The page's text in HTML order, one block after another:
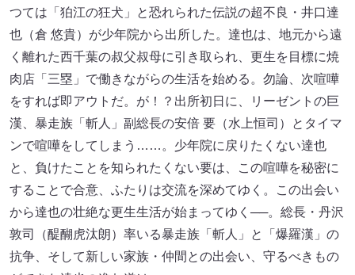
つては「狛江の狂犬」と恐れられた伝説の超不良・井口達
也（倉 悠貴）が少年院から出所した。達也は、地元から遠
く離れた西千葉の叔父叔母に引き取られ、更生を目標に焼
肉店「三塁」で働きながらの生活を始める。勿論、次喧嘩
をすれば即アウトだ。が！？出所初日に、リーゼントの巨
漢、暴走族「斬人」副総長の安倍 要（⽔上恒司）とタイマ
ンで喧嘩をしてしまう……。少年院に戻りたくない達也
と、負けたことを知られたくない要は、この喧嘩を秘密に
することで合意、ふたりは交流を深めてゆく。この出会い
から達也の壮絶な更生生活が始まってゆく──。総長・丹沢
敦司（醍醐虎汰朗）率いる暴走族「斬人」と「爆羅漢」の
抗争、そして新しい家族・仲間との出会い、守るべきもの